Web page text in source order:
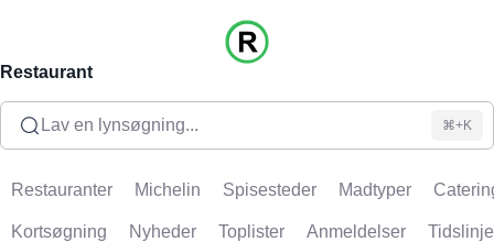
Restaurant
Lav en lynsøgning... ⌘+K
Restauranter Michelin Spisesteder Madtyper
Kortsøgning Nyheder Toplister Anmeldelser Tidslinje